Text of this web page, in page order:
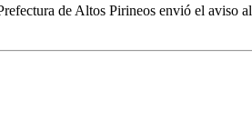
de Altos Pirineos envió el aviso al